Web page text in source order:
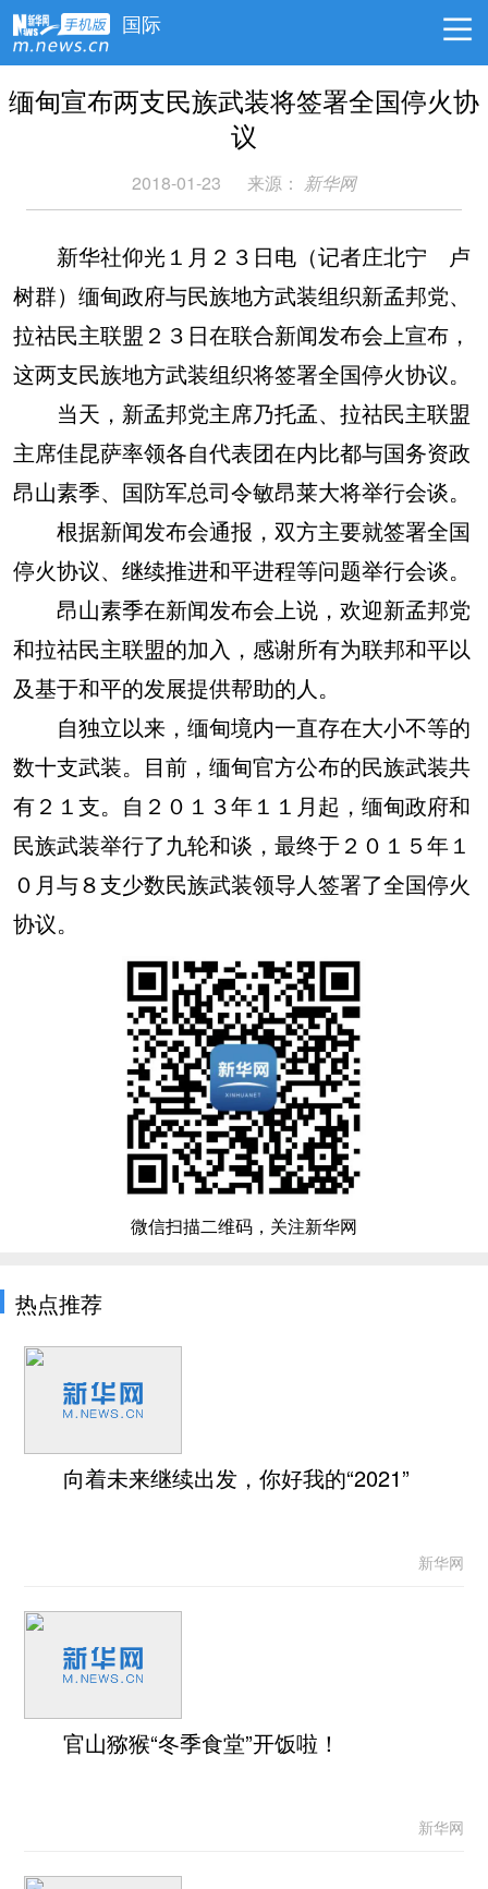
国际
缅甸宣布两支民族武装将签署全国停火协
议
2018-01-23 来源： 新华网
新华社仰光１月２３日电（记者庄北宁 卢
树群）缅甸政府与民族地方武装组织新孟邦党、
拉祜民主联盟２３日在联合新闻发布会上宣布，
这两支民族地方武装组织将签署全国停火协议。
当天，新孟邦党主席乃托孟、拉祜民主联盟
主席佳昆萨率领各自代表团在内比都与国务资政
昂山素季、国防军总司令敏昂莱大将举行会谈。
根据新闻发布会通报，双方主要就签署全国
停火协议、继续推进和平进程等问题举行会谈。
昂山素季在新闻发布会上说，欢迎新孟邦党
和拉祜民主联盟的加入，感谢所有为联邦和平以
及基于和平的发展提供帮助的人。
自独立以来，缅甸境内一直存在大小不等的
数十支武装。目前，缅甸官方公布的民族武装共
有２１支。自２０１３年１１月起，缅甸政府和
民族武装举行了九轮和谈，最终于２０１５年１
０月与８支少数民族武装领导人签署了全国停火
协议。
微信扫描二维码，关注新华网
热点推荐
向着未来继续出发，你好我的“2021”
新华网
官山猕猴“冬季食堂”开饭啦！
新华网